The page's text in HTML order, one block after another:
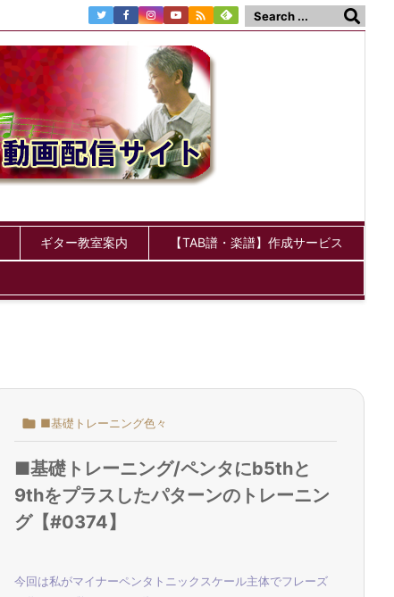
ギター教室案内 【TAB譜・楽譜】作成サービス

 ■基礎トレーニング色々
■基礎トレーニング/ペンタにb5thと
9thをプラスしたパターンのトレーニン
グ【#0374】
今回は私がマイナーペンタトニックスケール主体でフレーズ